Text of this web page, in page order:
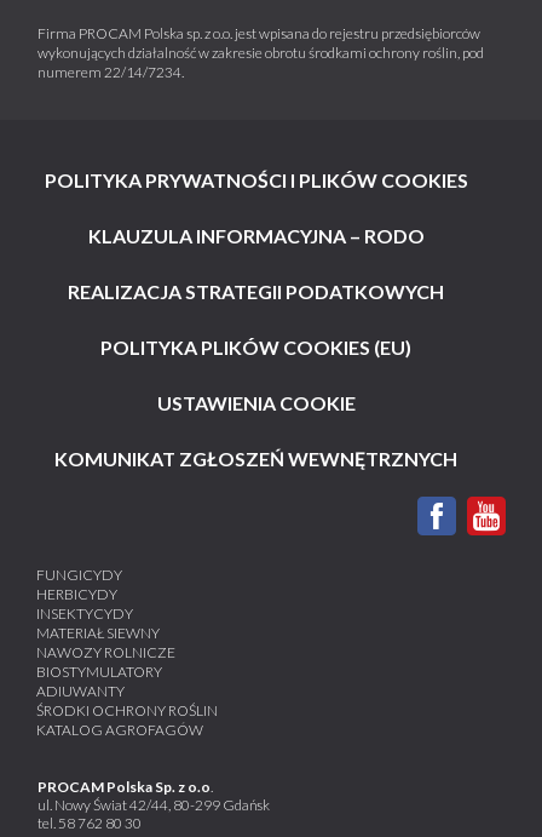
Firma PROCAM Polska sp. z o.o. jest wpisana do rejestru przedsiębiorców
wykonujących działalność w zakresie obrotu środkami ochrony roślin, pod
numerem 22/14/7234.
POLITYKA PRYWATNOŚCI I PLIKÓW COOKIES
KLAUZULA INFORMACYJNA – RODO
REALIZACJA STRATEGII PODATKOWYCH
POLITYKA PLIKÓW COOKIES (EU)
USTAWIENIA COOKIE
KOMUNIKAT ZGŁOSZEŃ WEWNĘTRZNYCH
FUNGICYDY
HERBICYDY
INSEKTYCYDY
MATERIAŁ SIEWNY
NAWOZY ROLNICZE
BIOSTYMULATORY
ADIUWANTY
ŚRODKI OCHRONY ROŚLIN
KATALOG AGROFAGÓW
PROCAM Polska Sp. z o.o
ul. Nowy Świat 42/44, 80-299 Gdańsk
tel. 58 762 80 30